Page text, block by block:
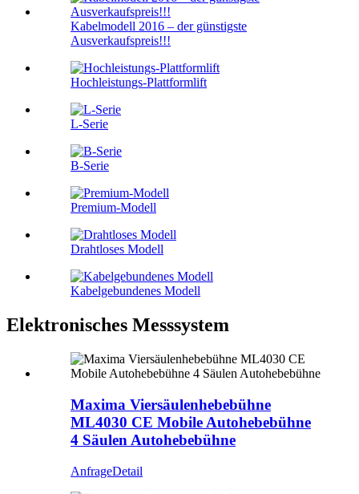
Kabelmodell 2016 – der günstigste
Ausverkaufspreis!!!
Hochleistungs-Plattformlift
L-Serie
B-Serie
Premium-Modell
Drahtloses Modell
Kabelgebundenes Modell
Elektronisches Messsystem
Maxima Viersäulenhebebühne
ML4030 CE Mobile Autohebebühne
4 Säulen Autohebebühne
AnfrageDetail